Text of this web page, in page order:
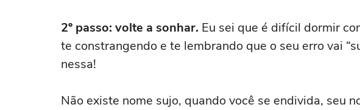
2º passo: volte a sonhar. Eu sei que é difícil dormir
te constrangendo e te lembrando que o seu erro vai
nessa!
Não existe nome sujo, quando você se endivida, seu